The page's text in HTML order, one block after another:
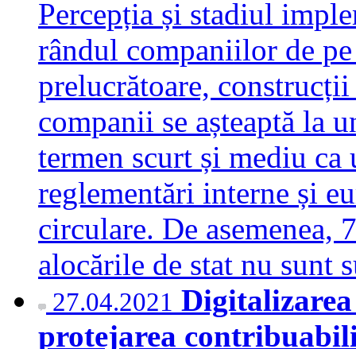
Percepția și stadiul
rândul companiilor de
prelucrătoare,
companii se așteaptă la
termen scurt și mediu ca
reglementări interne și
circulare. De asemenea,
alocările de stat nu
27.04.2021
protejarea